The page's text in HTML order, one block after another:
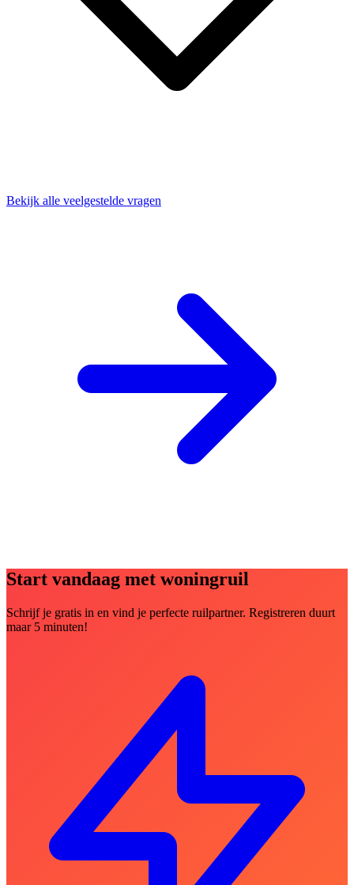
Bekijk alle veelgestelde vragen
Start vandaag met woningruil
Schrijf je gratis in en vind je perfecte ruilpartner. Registreren duurt
maar 5 minuten!